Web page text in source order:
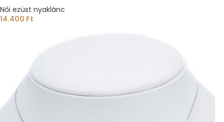
Női ezüst nyaklánc
14.400 Ft